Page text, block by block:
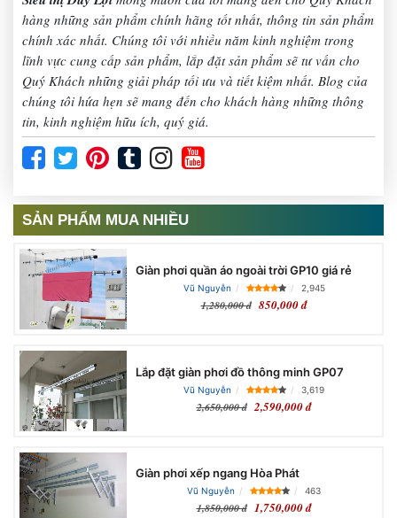
hàng những sản phẩm chính hãng tốt nhất, thông tin sản phẩm
chính xác nhất. Chúng tôi với nhiều năm kinh nghiệm trong
lĩnh vực cung cấp sản phẩm, lắp đặt sản phẩm sẽ tư vấn cho
Quý Khách những giải pháp tối ưu và tiết kiệm nhất. Blog của
chúng tôi hứa hẹn sẽ mang đến cho khách hàng những thông
tin, kinh nghiệm hữu ích, quý giá.
SẢN PHẨM MUA NHIỀU
Giàn phơi quần áo ngoài trời GP10 giá rẻ
Vũ Nguyễn 2,945
1,280,000 đ 850,000 đ
Lắp đặt giàn phơi đồ thông minh GP07
Vũ Nguyễn 3,619
2,650,000 đ 2,590,000 đ
Giàn phơi xếp ngang Hòa Phát
Vũ Nguyễn 463
1,850,000 đ 1,750,000 đ